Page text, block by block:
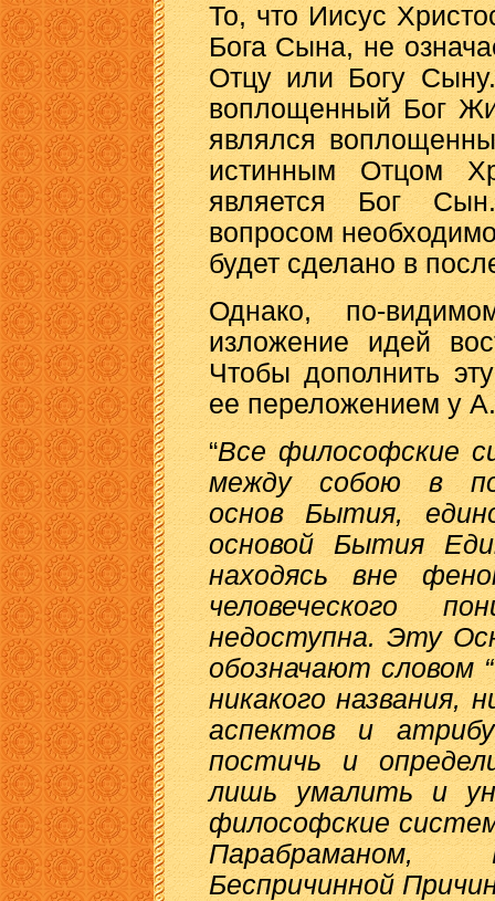
То, что Иисус
Бога Сына, не
Отцу или Богу
воплощенный Бог
являлся
истинным Отцом
является Бог
вопросом
будет сделано в
Однако, по-
изложение идей
Чтобы дополнить
ее переложением у А.
“Все философские
между собою в
основ Бытия,
основой Бытия
находясь вне
человеческого
недоступна. Эту
обозначают словом
никакого названия,
аспектов и
постичь и
лишь умалить и
философские
Парабраманом,
Беспричинной